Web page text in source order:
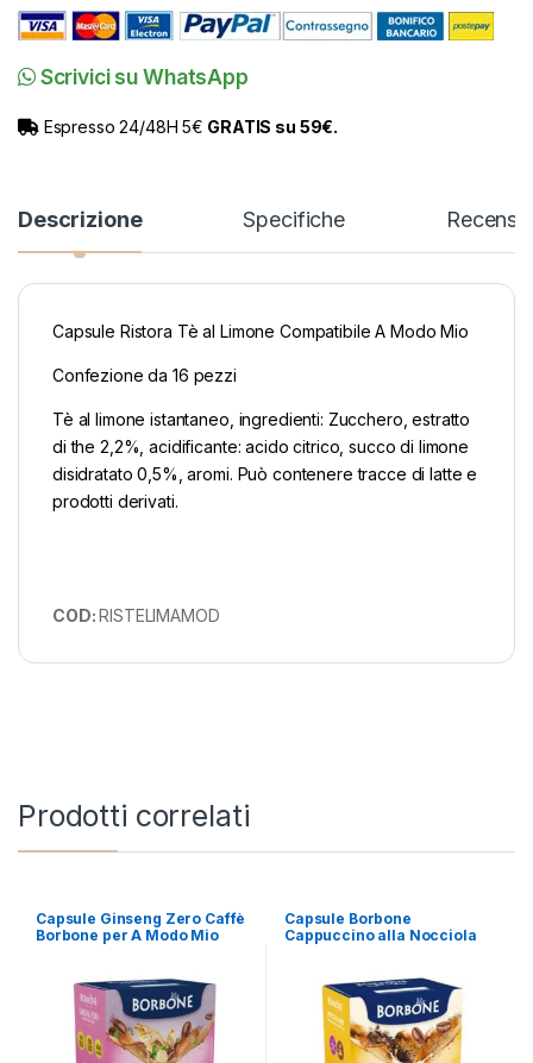
Scrivici su WhatsApp
Espresso 24/48H 5€ GRATIS su 59€.
Descrizione Specifiche
Capsule Ristora Tè al Limone Compatibile A Modo Mio
Confezione da 16 pezzi
Tè al limone istantaneo, ingredienti: Zucchero, estratto
di the 2,2%, acidificante: acido citrico, succo di limone
disidratato 0,5%, aromi. Può contenere tracce di latte e
prodotti derivati.
COD:RISTELIMAMOD
Prodotti correlati
Capsule Ginseng Zero Caffè
Borbone per A Modo Mio
Capsule Borbone
Cappuccino alla Nocciola